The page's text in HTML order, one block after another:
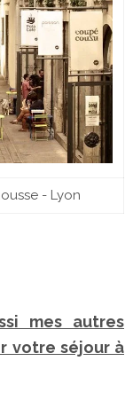
- Lyon
mes autres
votre séjour à